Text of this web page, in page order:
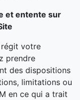
et entente sur
votre
prendre
des dispositions
limitations ou
en ce qui a trait